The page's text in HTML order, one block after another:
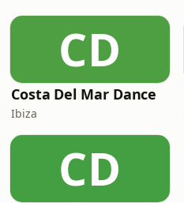
CD
Costa Del Mar Dance
Ibiza
CD